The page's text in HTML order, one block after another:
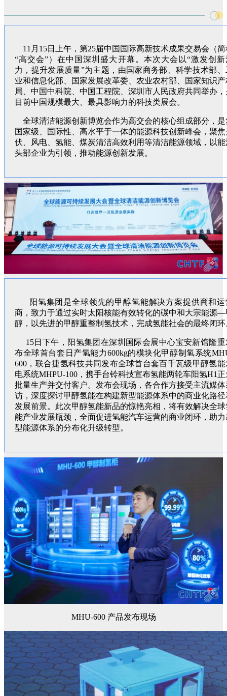
11月15日上午，第25届中国国际高新技术成果交易会（简
“高交会”）在中国深圳盛大开幕。本次大会以“激发创新
力，提升发展质量”为主题，由国家商务部、科学技术部、
业和信息化部、国家发展改革委、农业农村部、国家知识产
局、中国中科院、中国工程院、深圳市人民政府共同举办，
目前中国规模最大、最具影响力的科技类展会。
全球清洁能源创新博览会作为高交会的核心组成部分，是
国家级、国际性、高水平于一体的能源科技创新峰会，聚焦
伏、风电、氢能、煤炭清洁高效利用等清洁能源领域，以能
头部企业为引领，推动能源创新发展。
阳氢集团是全球领先的甲醇氢能解决方案提供商和运
商，致力于通过实时太阳核能有效转化的碳中和大宗能源—
醇，以先进的甲醇重整制氢技术，完成氢能社会的最终闭环
15日下午，阳氢集团在深圳国际会展中心宝安新馆隆重
布全球首台套日产氢能力600kg的模块化甲醇制氢系统
600，联合捷氢科技共同发布全球首台套百千瓦级甲醇氢能
电系统MHPU-100，携手台铃科技宣布氢能两轮车阳氢H1正
批量生产并交付客户。发布会现场，各合作方接受主流媒体
访，深度探讨甲醇氢能在构建新型能源体系中的商业化路径
发展前景。此次甲醇氢能新品的惊艳亮相，将有效解决全球
能产业发展瓶颈，全面促进氢能汽车运营的商业闭环，助力
型能源体系的分布化升级转型。
MHU-600 产品发布现场